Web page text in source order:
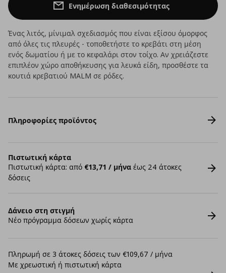
Ενημέρωση διαθεσιμότητας
Ένας λιτός, μίνιμαλ σχεδιασμός που είναι εξίσου όμορφος
από όλες τις πλευρές - τοποθετήστε το κρεβάτι στη μέση
ενός δωματίου ή με το κεφαλάρι στον τοίχο. Αν χρειάζεστε
επιπλέον χώρο αποθήκευσης για λευκά είδη, προσθέστε τα
κουτιά κρεβατιού MALM σε ρόδες.
Πληροφορίες προϊόντος
Πιστωτική κάρτα
Πιστωτική κάρτα: από €13,71 / μήνα έως 24 άτοκες
δόσεις
Δάνειο στη στιγμή
Νέο πρόγραμμα δόσεων χωρίς κάρτα
Πληρωμή σε 3 άτοκες δόσεις των €109,67 / μήνα
Με χρεωστική ή πιστωτική κάρτα